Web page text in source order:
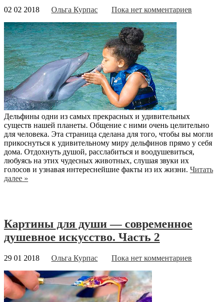
02 02 2018 Ольга Курпас Пока нет комментариев
Дельфины одни из самых прекрасных и удивительных
существ нашей планеты. Общение с ними очень целительно
для человека. Эта страница сделана для того, чтобы вы могли
прикоснуться к удивительному миру дельфинов прямо у себя
дома. Отдохнуть душой, расслабиться и воодушевиться,
любуясь на этих чудесных животных, слушая звуки их
голосов и узнавая интереснейшие факты из их жизни. Читать
далее »
Картины для души — современное
душевное искусство. Часть 2
29 01 2018 Ольга Курпас Пока нет комментариев